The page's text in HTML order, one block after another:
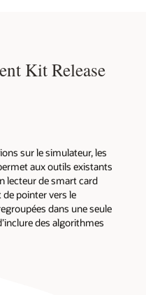
Card
les
solutions
médicales
Kit Release
sur le simulateur, les
aux outils existants
lecteur de smart card
pointer vers le
dans une seule
des algorithmes